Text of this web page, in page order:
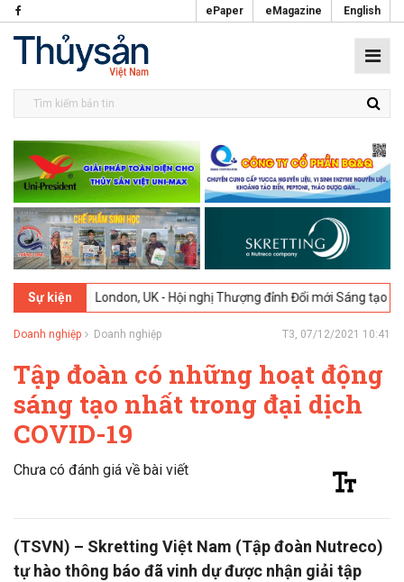
ePaper eMagazine English
Sự kiện
London, UK - Hội nghị Thượng đỉnh Đổi mới Sáng tạo trong
Doanh nghiệp Doanh nghiệp T3, 07/12/2021 10:41
Tập đoàn có những hoạt động
sáng tạo nhất trong đại dịch
COVID-19
Chưa có đánh giá về bài viết
(TSVN) – Skretting Việt Nam (Tập đoàn Nutreco)
tự hào thông báo đã vinh dự được nhận giải tập